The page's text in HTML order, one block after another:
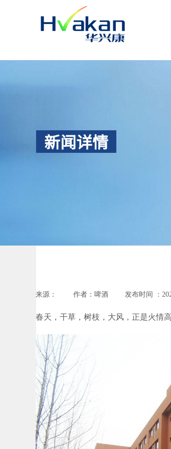
新闻详情
来源： 作者： 啤酒 发布时间 ：
春天，干草，树枝，大风，正是火情